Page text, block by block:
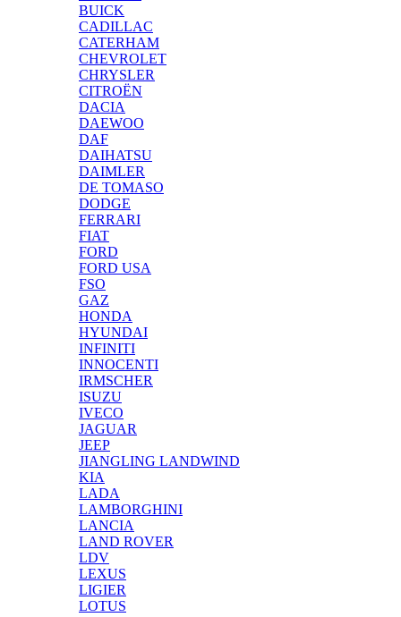
BUICK
CADILLAC
CATERHAM
CHEVROLET
CHRYSLER
CITROËN
DACIA
DAEWOO
DAF
DAIHATSU
DAIMLER
DE TOMASO
DODGE
FERRARI
FIAT
FORD
FORD USA
FSO
GAZ
HONDA
HYUNDAI
INFINITI
INNOCENTI
IRMSCHER
ISUZU
IVECO
JAGUAR
JEEP
JIANGLING LANDWIND
KIA
LADA
LAMBORGHINI
LANCIA
LAND ROVER
LDV
LEXUS
LIGIER
LOTUS